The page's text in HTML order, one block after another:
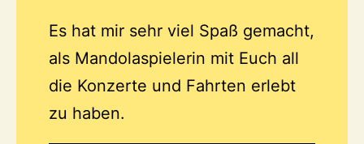
Es hat mir sehr viel Spaß gemacht,
als Mandolaspielerin mit Euch all
die Konzerte und Fahrten erlebt
zu haben.